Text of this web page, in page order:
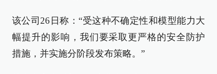
该公司26日称：“受这种不确定性和模型能力大
幅提升的影响，我们要采取更严格的安全防护
措施，并实施分阶段发布策略。”